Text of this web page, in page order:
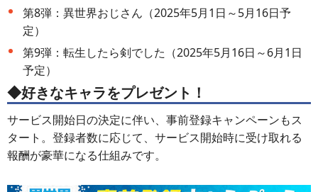
第8弾：異世界おじさん（2025年5月1日～5月16日予
定）
第9弾：転生したら剣でした（2025年5月16日～6月1日
予定）
◆好きなキャラをプレゼント！
サービス開始日の決定に伴い、事前登録キャンペーンもス
タート。登録者数に応じて、サービス開始時に受け取れる
報酬が豪華になる仕組みです。